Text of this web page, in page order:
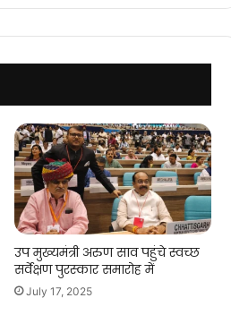
उप मुख्यमंत्री अरुण साव पहुंचे स्वच्छ
सर्वेक्षण पुरस्कार समारोह में
July 17, 2025